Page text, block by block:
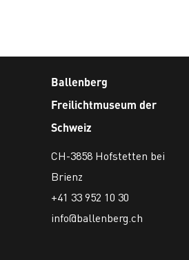
Ballenberg
Freilichtmuseum der
Schweiz
CH-3858 Hofstetten bei
Brienz
+41 33 952 10 30
info@ballenberg.ch